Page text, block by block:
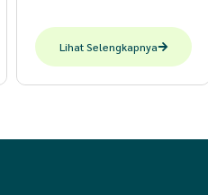
Lihat Selengkapnya